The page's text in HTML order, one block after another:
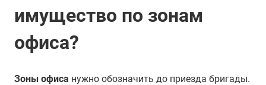
имущество по зонам
офиса?
Зоны офиса нужно обозначить до приезда бригады.